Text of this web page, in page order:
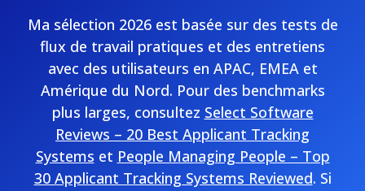
Ma sélection 2026 est basée sur des tests de
flux de travail pratiques et des entretiens
avec des utilisateurs en APAC, EMEA et
Amérique du Nord. Pour des benchmarks
plus larges, consultez Select Software
Reviews – 20 Best Applicant Tracking
Systems et People Managing People – Top
30 Applicant Tracking Systems Reviewed. Si